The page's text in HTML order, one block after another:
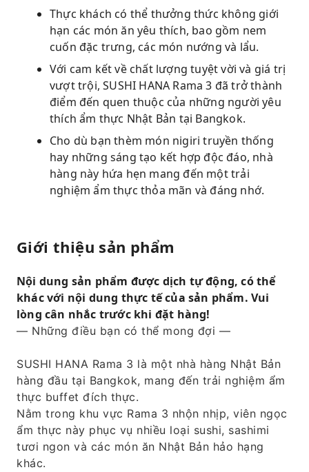
Thực khách có thể thưởng thức không giới
hạn các món ăn yêu thích, bao gồm nem
cuốn đặc trưng, ​​các món nướng và lẩu.
Với cam kết về chất lượng tuyệt vời và giá trị
vượt trội, SUSHI HANA Rama 3 đã trở thành
điểm đến quen thuộc của những người yêu
thích ẩm thực Nhật Bản tại Bangkok.
Cho dù bạn thèm món nigiri truyền thống
hay những sáng tạo kết hợp độc đáo, nhà
hàng này hứa hẹn mang đến một trải
nghiệm ẩm thực thỏa mãn và đáng nhớ.
Giới thiệu sản phẩm
Nội dung sản phẩm được dịch tự động, có thể
khác với nội dung thực tế của sản phẩm. Vui
lòng cân nhắc trước khi đặt hàng!
— Những điều bạn có thể mong đợi —
SUSHI HANA Rama 3 là một nhà hàng Nhật Bản
hàng đầu tại Bangkok, mang đến trải nghiệm ẩm
thực buffet đích thực.
Nằm trong khu vực Rama 3 nhộn nhịp, viên ngọc
ẩm thực này phục vụ nhiều loại sushi, sashimi
tươi ngon và các món ăn Nhật Bản hảo hạng
khác.